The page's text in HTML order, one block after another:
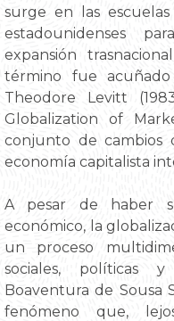
surge en las
estadounidenses
expansión
término fue
Theodore Levitt
Globalization of
conjunto de cambios
economía capitalista
A pesar de haber
económico, la
un proceso
sociales, políticas
Boaventura de Sousa
fenómeno que,